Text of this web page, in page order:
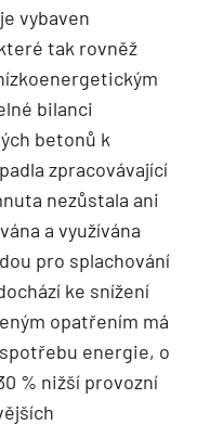
vybaven
tak rovněž
bilanci
betonů k
zpracovávající
nezůstala ani
a využívána
pro splachování
ke snížení
opatřením má
energie, o
% nižší provozní